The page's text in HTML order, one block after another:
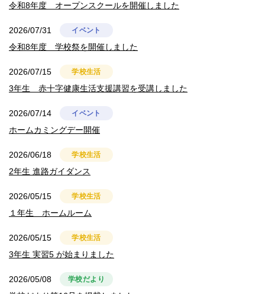
令和8年度 オープンスクールを開催しました
2026/07/31 イベント
令和8年度 学校祭を開催しました
2026/07/15 学校生活
3年生 赤十字健康生活支援講習を受講しました
2026/07/14 イベント
ホームカミングデー開催
2026/06/18 学校生活
2年生 進路ガイダンス
2026/05/15 学校生活
１年生 ホームルーム
2026/05/15 学校生活
3年生 実習5 が始まりました
2026/05/08 学校だより